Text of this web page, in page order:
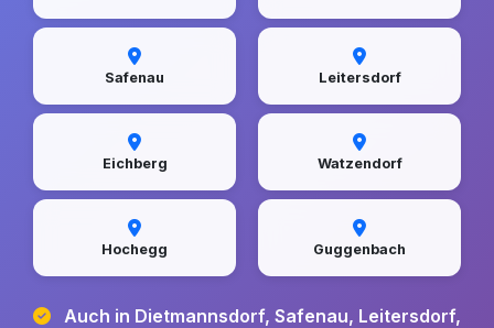
Safenau Leitersdorf
Eichberg Watzendorf
Hochegg Guggenbach
Auch in Dietmannsdorf, Safenau, Leitersdorf,